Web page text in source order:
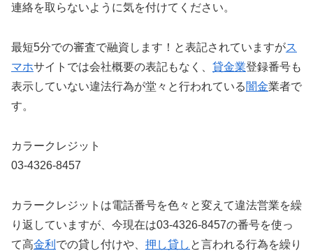
連絡を取らないように気を付けてください。
最短5分での審査で融資します！と表記されていますがス
マホサイトでは会社概要の表記もなく、 貸金業登録番号も
表示していない違法行為が堂々と行われている闇金業者で
す。
カラークレジット
03-4326-8457
カラークレジットは電話番号を色々と変えて違法営業を繰
り返していますが、今現在は03-4326-8457の番号を使っ
て高金利 での貸し付けや、 押し貸し と言われる行為を繰り